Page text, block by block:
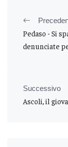
Pedaso - Si
denunciate
Successivo
Ascoli, il